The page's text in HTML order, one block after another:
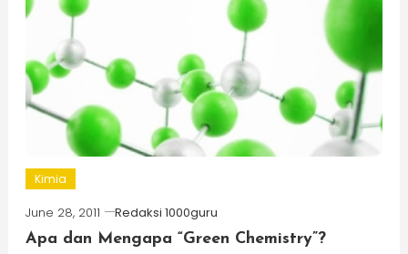
Kimia
June 28, 2011
Redaksi 1000guru
Apa dan Mengapa “Green Chemistry”?